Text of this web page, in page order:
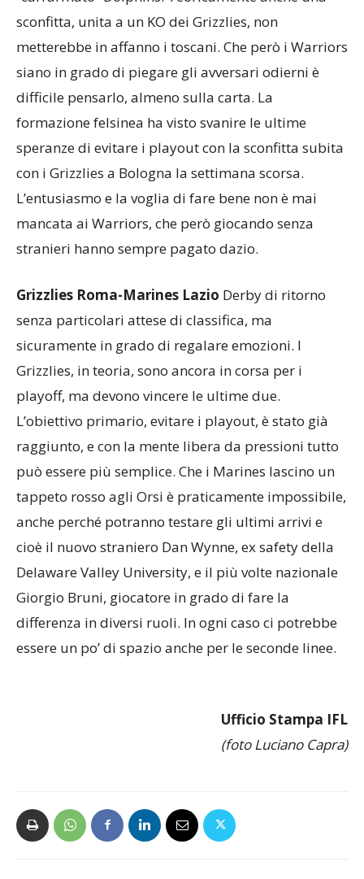
sconfitta, unita a un KO dei Grizzlies, non
metterebbe in affanno i toscani. Che però i Warriors
siano in grado di piegare gli avversari odierni è
difficile pensarlo, almeno sulla carta. La
formazione felsinea ha visto svanire le ultime
speranze di evitare i playout con la sconfitta subita
con i Grizzlies a Bologna la settimana scorsa.
L’entusiasmo e la voglia di fare bene non è mai
mancata ai Warriors, che però giocando senza
stranieri hanno sempre pagato dazio.
Grizzlies Roma-Marines Lazio Derby di ritorno
senza particolari attese di classifica, ma
sicuramente in grado di regalare emozioni. I
Grizzlies, in teoria, sono ancora in corsa per i
playoff, ma devono vincere le ultime due.
L’obiettivo primario, evitare i playout, è stato già
raggiunto, e con la mente libera da pressioni tutto
può essere più semplice. Che i Marines lascino un
tappeto rosso agli Orsi è praticamente impossibile,
anche perché potranno testare gli ultimi arrivi e
cioè il nuovo straniero Dan Wynne, ex safety della
Delaware Valley University, e il più volte nazionale
Giorgio Bruni, giocatore in grado di fare la
differenza in diversi ruoli. In ogni caso ci potrebbe
essere un po’ di spazio anche per le seconde linee.
Ufficio Stampa IFL
(foto Luciano Capra)